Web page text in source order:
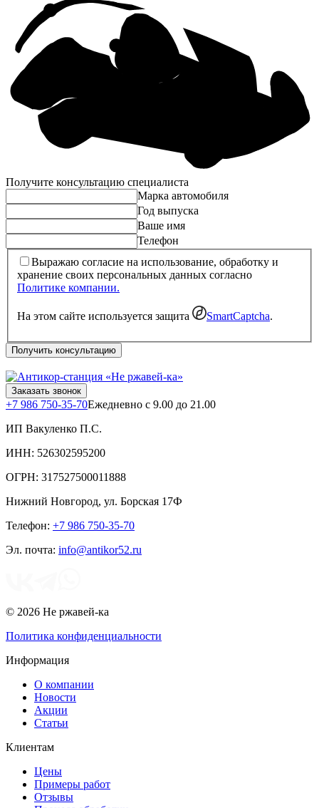
Получите консультацию специалиста
Марка автомобиля
Год выпуска
Ваше имя
Телефон
Выражаю согласие на использование, обработку и
хранение своих персональных данных согласно
Политике компании.
На этом сайте используется защита SmartCaptcha.
Получить консультацию
Заказать звонок
+7 986 750-35-70Ежедневно с 9.00 до 21.00
ИП Вакуленко П.С.
ИНН: 526302595200
ОГРН: 317527500011888
Нижний Новгород, ул. Борская 17Ф
Телефон: +7 986 750-35-70
Эл. почта: info@antikor52.ru
© 2026 Не ржавей-ка
Политика конфиденциальности
Информация
О компании
Новости
Акции
Статьи
Клиентам
Цены
Примеры работ
Отзывы